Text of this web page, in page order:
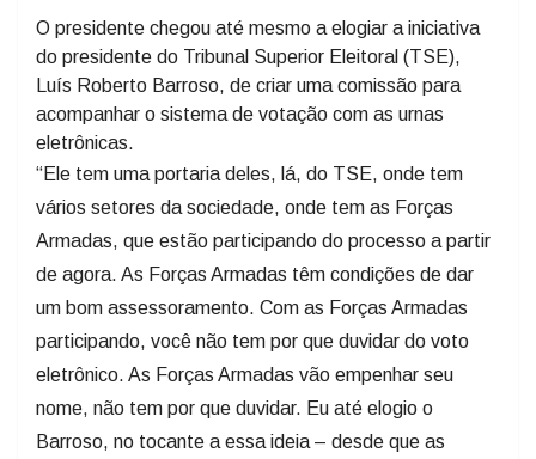
O presidente chegou até mesmo a elogiar a iniciativa
do presidente do Tribunal Superior Eleitoral (TSE),
Luís Roberto Barroso, de criar uma comissão para
acompanhar o sistema de votação com as urnas
eletrônicas.
“Ele tem uma portaria deles, lá, do TSE, onde tem
vários setores da sociedade, onde tem as Forças
Armadas, que estão participando do processo a partir
de agora. As Forças Armadas têm condições de dar
um bom assessoramento. Com as Forças Armadas
participando, você não tem por que duvidar do voto
eletrônico. As Forças Armadas vão empenhar seu
nome, não tem por que duvidar. Eu até elogio o
Barroso, no tocante a essa ideia – desde que as